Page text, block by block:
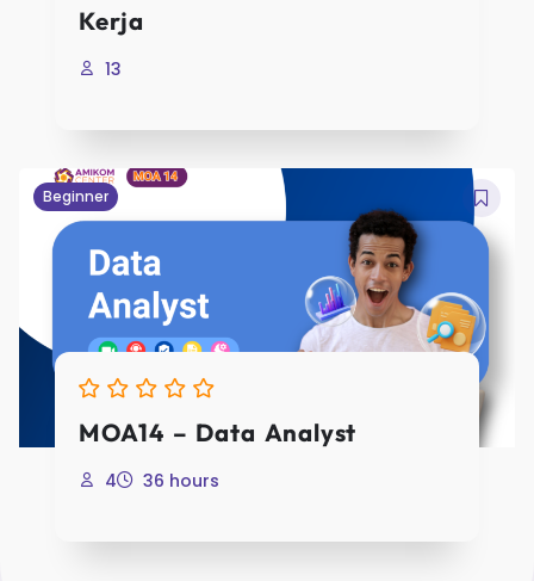
Kerja
13
Beginner
MOA14 – Data Analyst
4 36 hours